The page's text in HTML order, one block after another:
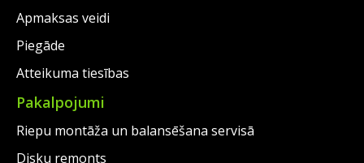
Apmaksas veidi
Piegāde
Atteikuma tiesības
Pakalpojumi
Riepu montāža un balansēšana servisā
Disku remonts